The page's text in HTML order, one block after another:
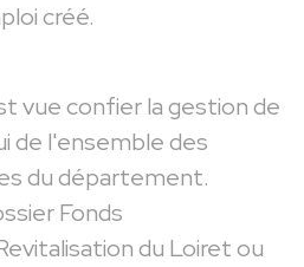
créé.
vue confier la gestion de
de l'ensemble des
du département.
Fonds
du Loiret ou